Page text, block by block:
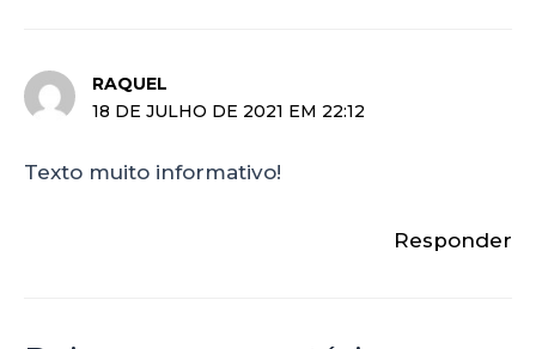
RAQUEL
18 DE JULHO DE 2021 EM 22:12
Texto muito informativo!
Responder